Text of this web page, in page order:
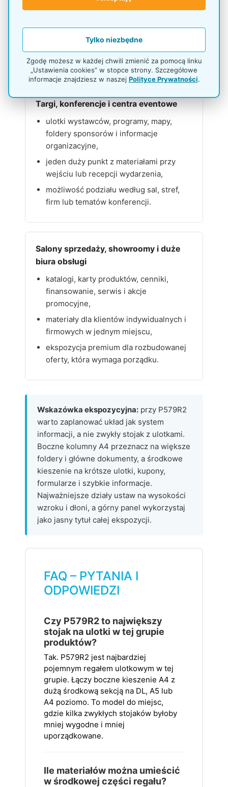
działów, produktów lub grup klientów,
duża ekspozycja dokumentów bez
rozkładania ich na wielu stanowiskach.
Targi, konferencje i centra eventowe
ulotki wystawców, programy, mapy,
foldery sponsorów i informacje
organizacyjne,
jeden duży punkt z materiałami przy
wejściu lub recepcji wydarzenia,
możliwość podziału według sal, stref,
firm lub tematów konferencji.
Salony sprzedaży, showroomy i duże
biura obsługi
katalogi, karty produktów, cenniki,
finansowanie, serwis i akcje
promocyjne,
materiały dla klientów indywidualnych i
firmowych w jednym miejscu,
ekspozycja premium dla rozbudowanej
oferty, która wymaga porządku.
Wskazówka ekspozycyjna: przy P579R2
warto zaplanować układ jak system
informacji, a nie zwykły stojak z ulotkami.
Boczne kolumny A4 przeznacz na większe
foldery i główne dokumenty, a środkowe
kieszenie na krótsze ulotki, kupony,
formularze i szybkie informacje.
Najważniejsze działy ustaw na wysokości
wzroku i dłoni, a górny panel wykorzystaj
jako jasny tytuł całej ekspozycji.
FAQ – PYTANIA I
ODPOWIEDZI
Czy P579R2 to największy
stojak na ulotki w tej grupie
produktów?
Tak. P579R2 jest najbardziej
pojemnym regałem ulotkowym w tej
grupie. Łączy boczne kieszenie A4 z
dużą środkową sekcją na DL, A5 lub
A4 poziomo. To model do miejsc,
gdzie kilka zwykłych stojaków byłoby
mniej wygodne i mniej
uporządkowane.
Ile materiałów można umieścić
w środkowej części regału?
Tylko niezbędne
Zgodę możesz w każdej chwili zmienić za pomocą linku
„Ustawienia cookies” w stopce strony. Szczegółowe
informacje znajdziesz w naszej Polityce Prywatności.